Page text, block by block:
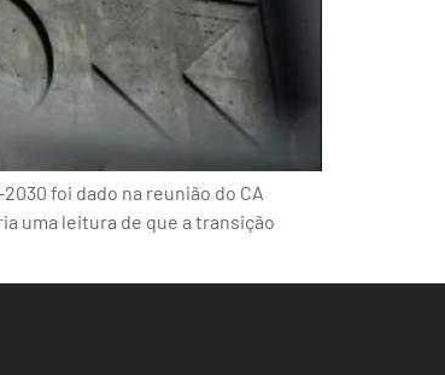
foi dado na reunião do CA
uma leitura de que a transição